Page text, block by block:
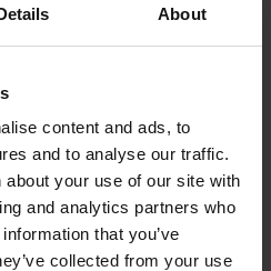
About
content and ads, to
and to analyse our traffic.
your use of our site with
and analytics partners who
that you’ve
collected from your use